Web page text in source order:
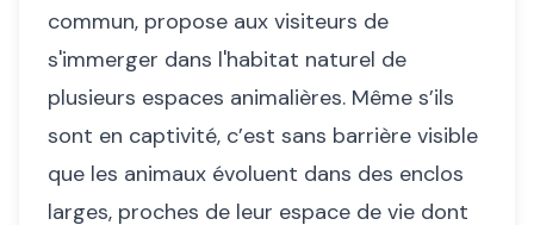
commun, propose aux visiteurs de
s'immerger dans l'habitat naturel de
plusieurs espaces animalières. Même s’ils
sont en captivité, c’est sans barrière visible
que les animaux évoluent dans des enclos
larges, proches de leur espace de vie dont